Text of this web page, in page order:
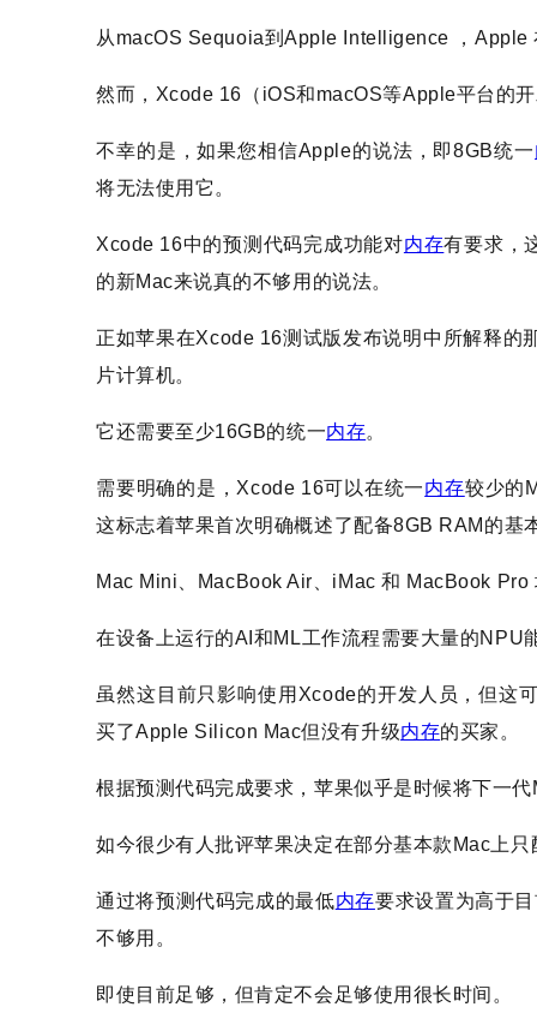
从macOS Sequoia到Apple Intelligence ，Apple
然而，Xcode 16（iOS和macOS等Apple平台的
不幸的是，如果您相信Apple的说法，即8GB统一
将无法使用它。
Xcode 16中的预测代码完成功能对内存有要求，
的新Mac来说真的不够用的说法。
正如苹果在Xcode 16测试版发布说明中所解释
片计算机。
它还需要至少16GB的统一内存。
需要明确的是，Xcode 16可以在统一内存较少的
这标志着苹果首次明确概述了配备8GB RAM的基
Mac Mini、MacBook Air、iMac 和 MacBook Pro
在设备上运行的AI和ML工作流程需要大量的NPU
虽然这目前只影响使用Xcode的开发人员，但这
买了Apple Silicon Mac但没有升级内存的买家。
根据预测代码完成要求，苹果似乎是时候将下一
如今很少有人批评苹果决定在部分基本款Mac上只
通过将预测代码完成的最低内存要求设置为高于
不够用。
即使目前足够，但肯定不会足够使用很长时间。